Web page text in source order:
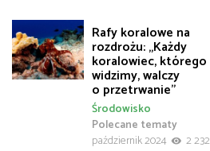
Rafy koralowe na
rozdrożu: „Każdy
koralowiec, którego
widzimy, walczy
o przetrwanie”
Polecane tematy
Środowisko
październik 2024
2 232